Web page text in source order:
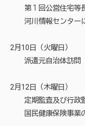
第１回公営住宅等
河川情報センター
2月10日（火曜日）
派遣元自治体訪問
2月12日（木曜日）
定期監査及び行政
国民健康保険事業